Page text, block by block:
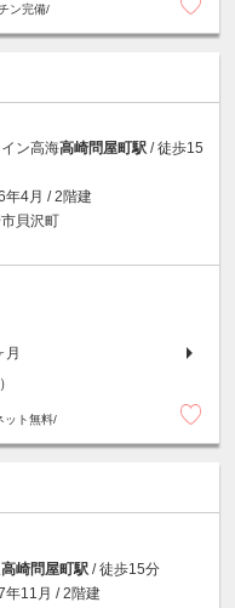
ン完備/
ン高海高崎問屋町駅 / 徒歩15
年4月 / 2階建
貝沢町
月
）
ット無料/
高崎問屋町駅 / 徒歩15分
年11月 / 2階建